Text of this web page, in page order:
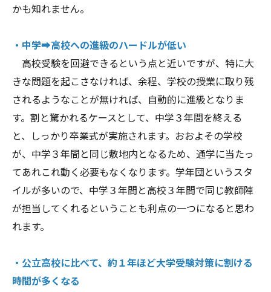
かも知れません。
・中学➡高校への進級のハードルが低い
高校受験を回避できるという点と近いですが、特に大
きな問題を起こさなければ、余程、学校の授業に取り残
されるようなことが無ければ、自動的に進級となりま
す。割と驚かれるケースとして、中学３年間を終える
と、しっかり卒業式が実施されます。おおよその学校
が、中学３年間と同じ敷地内となるため、通学に当たっ
てあれこれ動く必要もなくなります。学年団というスタ
イルが多いので、中学３年間と高校３年間で同じ教師陣
が担当してくれるということも利点の一つになると思わ
れます。
・公立高校に比べて、約１年ほど大学受験対策に割ける
時間が多くなる